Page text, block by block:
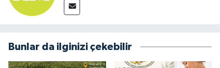
Bunlar da ilginizi çekebilir